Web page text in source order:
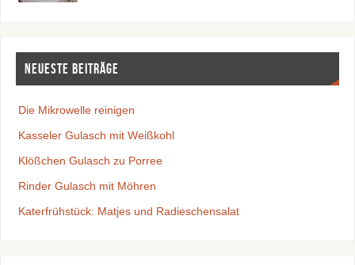
Neueste Beiträge
Die Mikrowelle reinigen
Kasseler Gulasch mit Weißkohl
Klößchen Gulasch zu Porree
Rinder Gulasch mit Möhren
Katerfrühstück: Matjes und Radieschensalat